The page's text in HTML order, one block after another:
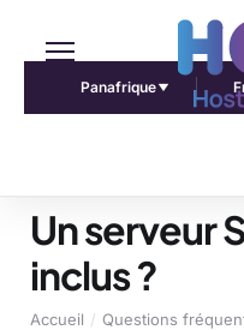
Panafrique
Un serveur
inclus ?
Accueil Questions